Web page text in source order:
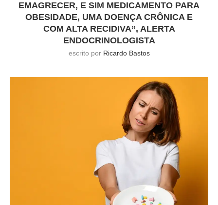
EMAGRECER, E SIM MEDICAMENTO PARA
OBESIDADE, UMA DOENÇA CRÔNICA E
COM ALTA RECIDIVA”, ALERTA
ENDOCRINOLOGISTA
escrito por Ricardo Bastos